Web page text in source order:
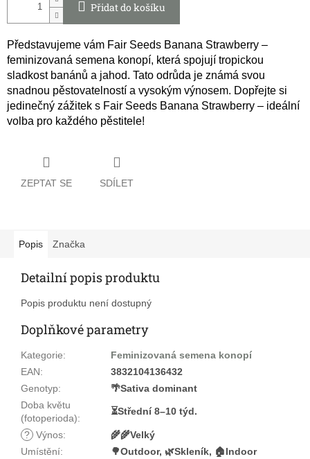
Přidat do košíku
Představujeme vám Fair Seeds Banana Strawberry –
feminizovaná semena konopí, která spojují tropickou
sladkost banánů a jahod. Tato odrůda je známá svou
snadnou pěstovatelností a vysokým výnosem. Dopřejte si
jedinečný zážitek s Fair Seeds Banana Strawberry – ideální
volba pro každého pěstitele!
ZEPTAT SE SDÍLET
Popis Značka
Detailní popis produktu
Popis produktu není dostupný
Doplňkové parametry
Kategorie:
Feminizovaná semena konopí
EAN:
3832104136432
Genotyp:
🌴Sativa dominant
Doba květu
(fotoperioda):
⏳Střední 8–10 týd.
? Výnos:
🌾🌾Velký
Umístění:
🌳Outdoor, 🌿Skleník, 🏠Indoor